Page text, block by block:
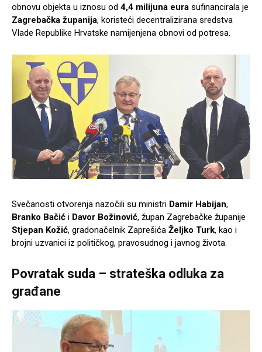
obnovu objekta u iznosu od 4,4 milijuna eura sufinancirala je
Zagrebačka županija, koristeći decentralizirana sredstva
Vlade Republike Hrvatske namijenjena obnovi od potresa.
Svečanosti otvorenja nazočili su ministri Damir Habijan,
Branko Bačić i Davor Božinović, župan Zagrebačke županije
Stjepan Kožić, gradonačelnik Zaprešića Željko Turk, kao i
brojni uzvanici iz političkog, pravosudnog i javnog života.
Povratak suda – strateška odluka za
građane